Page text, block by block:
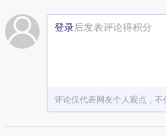
登录后发表评论得积分
评论仅代表网友个人观点，不